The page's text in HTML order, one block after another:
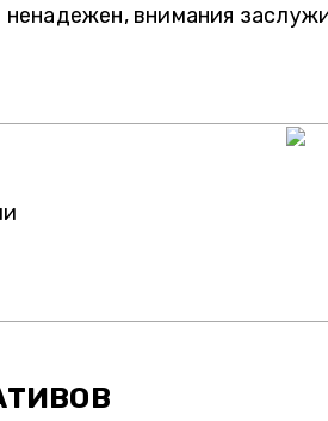
внимания